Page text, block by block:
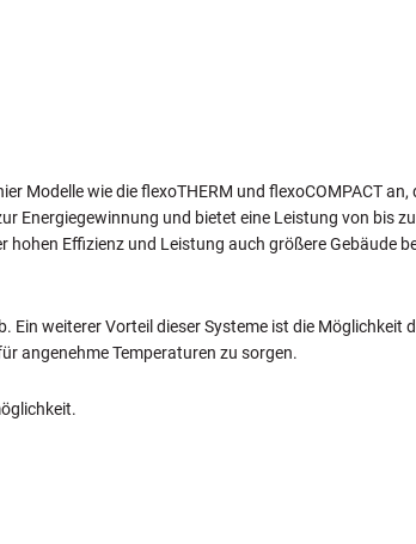
Modelle wie die flexoTHERM und flexoCOMPACT an,
Energiegewinnung und bietet eine Leistung von bis zu
Effizienz und Leistung auch größere Gebäude
weiterer Vorteil dieser Systeme ist die Möglichkeit
angenehme Temperaturen zu sorgen.